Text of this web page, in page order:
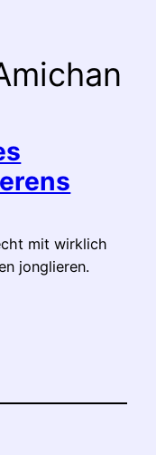
mit wirklich
jonglieren.